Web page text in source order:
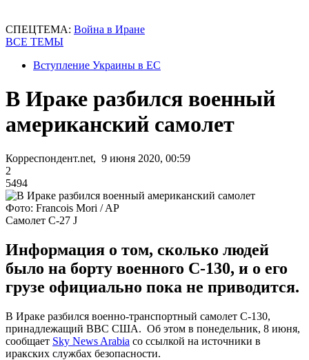
СПЕЦТЕМА: Война в Иране
ВСЕ ТЕМЫ
Вступление Украины в ЕС
В Ираке разбился военный
американский самолет
Корреспондент.net, 9 июня 2020, 00:59
2
5494
Фото: Francois Mori / AP
Самолет C-27 J
Информация о том, сколько людей
было на борту военного С-130, и о его
грузе официально пока не приводится.
В Ираке разбился военно-транспортный самолет С-130,
принадлежащий ВВС США. Об этом в понедельник, 8 июня,
сообщает Sky News Arabia со ссылкой на источники в
иракских службах безопасности.